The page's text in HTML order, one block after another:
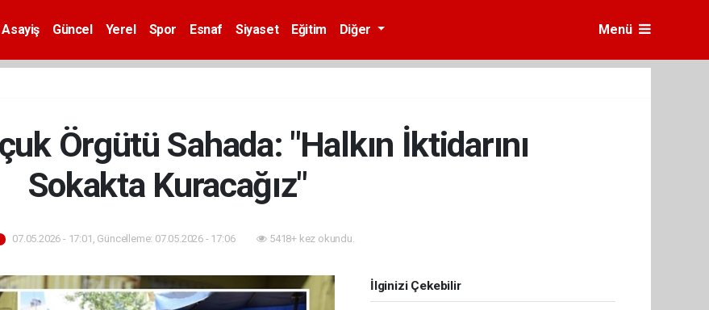
Asayiş Güncel Yerel Spor Esnaf Siyaset Eğitim Diğer Menü
Örgütü Sahada: "Halkın İktidarını
Sokakta Kuracağız"
07.05.2026 - 17:01, Güncelleme: 07.05.2026 - 17:06 5418+ kez okundu.
İlginizi Çekebilir